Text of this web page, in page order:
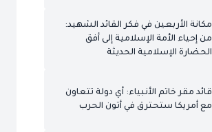
مكانة الأربعين في فكر القائد الشهيد:
من إحياء الأمة الإسلامية إلى أفق
الحضارة الإسلامية الحديثة
قائد مقر خاتم الأنبياء: أي دولة تتعاون
مع أمريكا ستحترق في أتون الحرب